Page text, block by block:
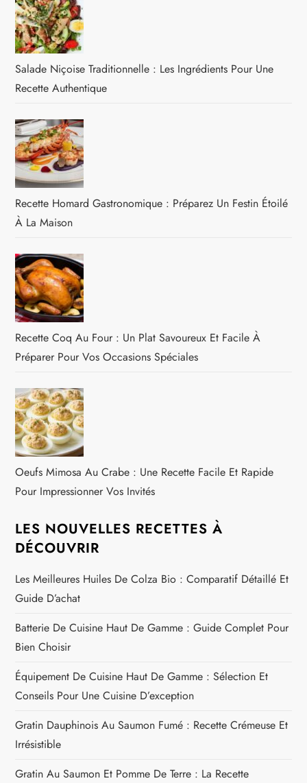
Salade Niçoise Traditionnelle : Les Ingrédients Pour Une
Recette Authentique
Recette Homard Gastronomique : Préparez Un Festin Étoilé
À La Maison
Recette Coq Au Four : Un Plat Savoureux Et Facile À
Préparer Pour Vos Occasions Spéciales
Oeufs Mimosa Au Crabe : Une Recette Facile Et Rapide
Pour Impressionner Vos Invités
LES NOUVELLES RECETTES À
DÉCOUVRIR
Les Meilleures Huiles De Colza Bio : Comparatif Détaillé Et
Guide D’achat
Batterie De Cuisine Haut De Gamme : Guide Complet Pour
Bien Choisir
Équipement De Cuisine Haut De Gamme : Sélection Et
Conseils Pour Une Cuisine D’exception
Gratin Dauphinois Au Saumon Fumé : Recette Crémeuse Et
Irrésistible
Gratin Au Saumon Et Pomme De Terre : La Recette